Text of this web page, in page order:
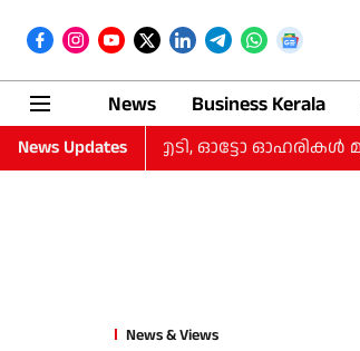
News Business Kerala
News Updates
കുറച്ചു, ഐടി, ഓട്ടോ ഓഹരികള്‍
News & Views